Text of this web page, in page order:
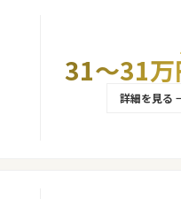
31〜31万
詳細を見る